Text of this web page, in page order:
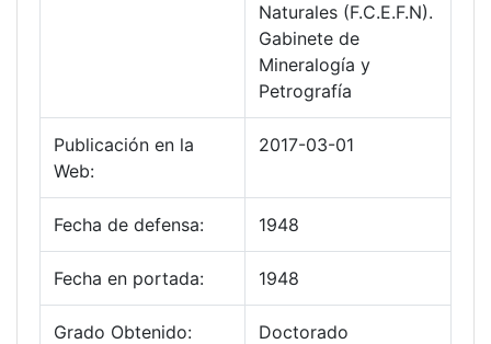
Naturales (F.C.E.F.N).
Gabinete de
Mineralogía y
Petrografía
Publicación en la
Web:
2017-03-01
Fecha de defensa: 1948
Fecha en portada: 1948
Grado Obtenido: Doctorado